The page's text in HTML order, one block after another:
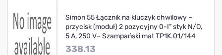
Simon 55 Łącznik na kluczyk chwilowy –
przycisk (moduł) 2 pozycyjny 0-I” styk N/O,
5 A, 250 V~ Szampański mat TP1K.01/144
338.13